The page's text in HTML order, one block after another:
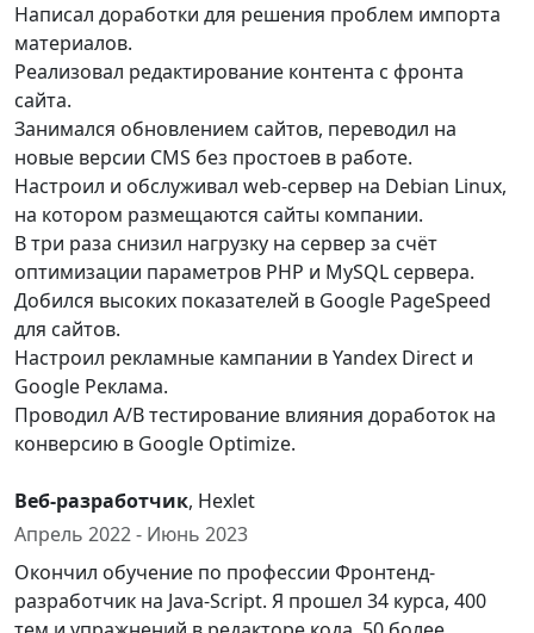
Написал доработки для решения проблем импорта
материалов.
Реализовал редактирование контента с фронта
сайта.
Занимался обновлением сайтов, переводил на
новые версии CMS без простоев в работе.
Настроил и обслуживал web-сервер на Debian Linux,
на котором размещаются сайты компании.
В три раза снизил нагрузку на сервер за счёт
оптимизации параметров PHP и MySQL сервера.
Добился высоких показателей в Google PageSpeed
для сайтов.
Настроил рекламные кампании в Yandex Direct и
Google Реклама.
Проводил A/B тестирование влияния доработок на
конверсию в Google Optimize.
Веб-разработчик, Hexlet
Апрель 2022 - Июнь 2023
Окончил обучение по профессии Фронтенд-
разработчик на Java-Script. Я прошел 34 курса, 400